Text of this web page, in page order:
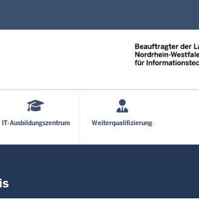
IT-Ausbildungszentrum Weiterqualifizierung